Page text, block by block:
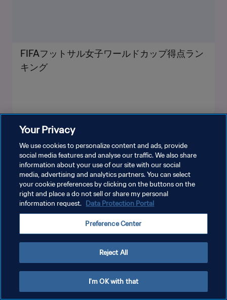
FIFAフットサル女子ワールドカップ得点ラン
キング
プライバシーポリシー
クッキー設定の管理
Copyright © 1994 - 2026 FIFA. All rights reserved.
Your Privacy
We use cookies to personalize content and ads, provide
social media features and analyse our traffic. We also share
information about your use of our site with our social
media, advertising and analytics partners. You can select
your cookie preferences by clicking on the buttons on the
right and place a do not sell or share my personal
information request. Data Protection Portal
Preference Center
Reject All
I'm OK with that